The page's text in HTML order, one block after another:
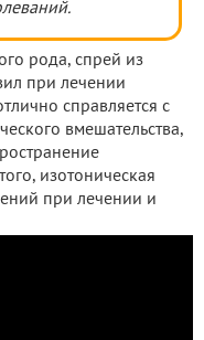
рода, спрей из
при лечении
справляется с
вмешательства,
изотоническая
при лечении и